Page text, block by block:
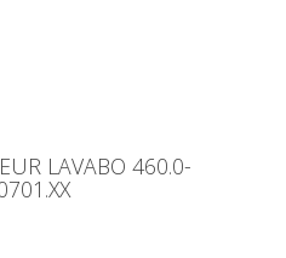
LAVABO 460.0-